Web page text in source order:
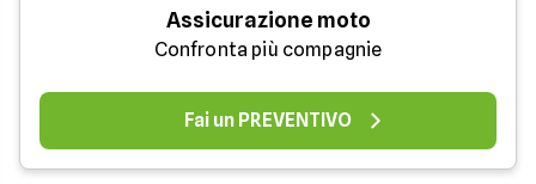
Assicurazione moto
Confronta più compagnie
Fai un PREVENTIVO